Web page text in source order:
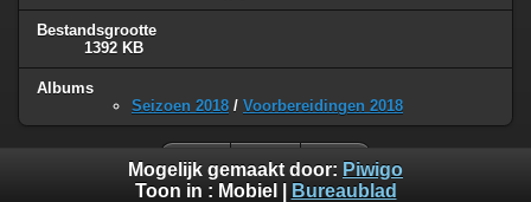
Bestandsgrootte
1392 KB
Albums
Seizoen 2018 / Voorbereidingen 2018
Mogelijk gemaakt door: Piwigo
Toon in : Mobiel Bureaublad